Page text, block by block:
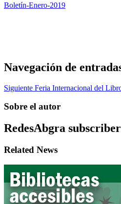
Boletín-Enero-2019
Navegación de
Siguiente Feria Internacional del
Sobre el autor
RedesAbgra subscriber
Related News